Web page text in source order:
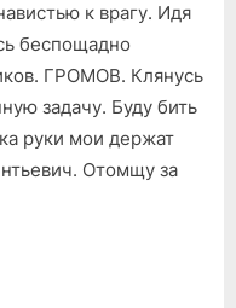
к врагу. Идя
беспощадно
ГРОМОВ. Клянусь
задачу. Буду бить
руки мои держат
Отомщу за